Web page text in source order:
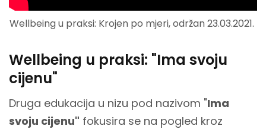
Wellbeing u praksi: Krojen po mjeri, održan 23.03.2021.
Wellbeing u praksi: "Ima svoju
cijenu"
Druga edukacija u nizu pod nazivom "Ima
svoju cijenu" fokusira se na pogled kroz